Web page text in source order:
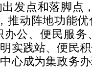
发点和落脚点
推动阵地功能
公、便民服务
实践站、便民
心成为集政务